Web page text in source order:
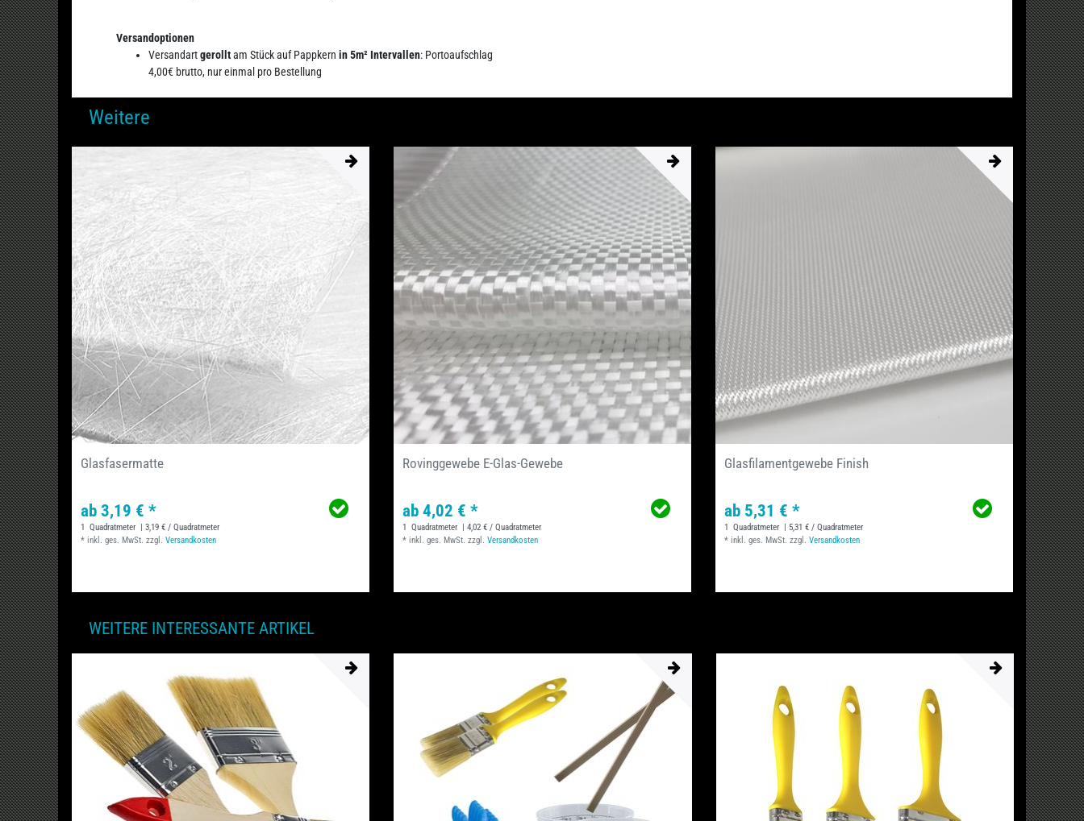
Versandoptionen
Versandartgerolltam Stück auf Pappkern in 5m² Intervallen: Portoaufschlag
4,00€ brutto, nur einmal pro Bestellung
Weitere
Glasfasermatte
ab 3,19 € *
1 Quadratmeter | 3,19 € / Quadratmeter
*inkl. ges. MwSt. zzgl.Versandkosten
Rovinggewebe E-Glas-Gewebe
ab 4,02 € *
1 Quadratmeter | 4,02 € / Quadratmeter
*inkl. ges. MwSt. zzgl.Versandkosten
Glasfilamentgewebe Finish
ab 5,31 € *
1 Quadratmeter | 5,31 € / Quadratmeter
*inkl. ges. MwSt. zzgl.Versandkosten
WEITERE INTERESSANTE ARTIKEL